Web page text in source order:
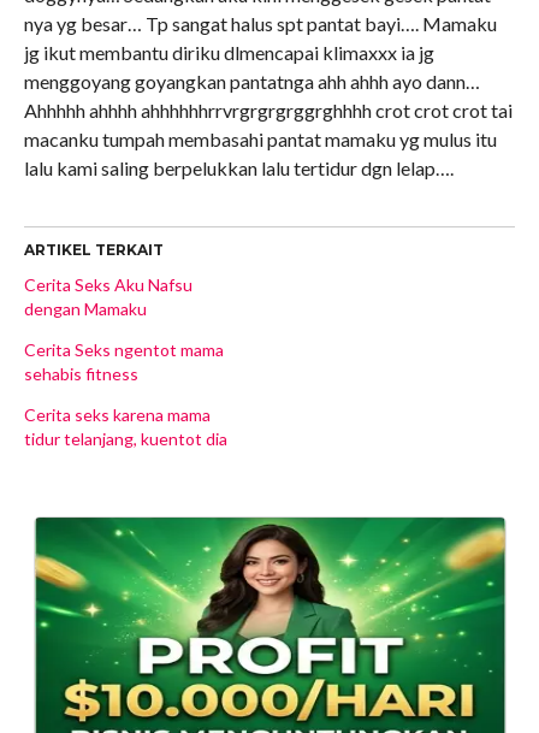
nya yg besar… Tp sangat halus spt pantat bayi…. Mamaku
jg ikut membantu diriku dlmencapai klimaxxx ia jg
menggoyang goyangkan pantatnga ahh ahhh ayo dann…
Ahhhhh ahhhh ahhhhhhrrvrgrgrgrggrghhhh crot crot crot tai
macanku tumpah membasahi pantat mamaku yg mulus itu
lalu kami saling berpelukkan lalu tertidur dgn lelap….
ARTIKEL TERKAIT
Cerita Seks Aku Nafsu
dengan Mamaku
Cerita Seks ngentot mama
sehabis fitness
Cerita seks karena mama
tidur telanjang, kuentot dia